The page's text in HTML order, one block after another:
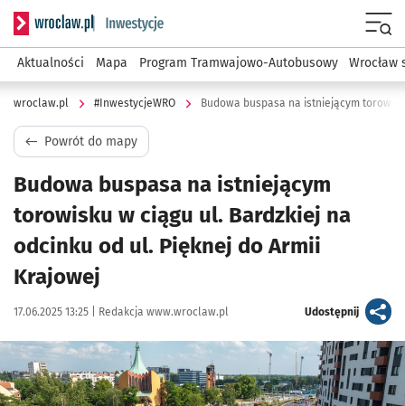
Serwis informacyjny wroclaw.pl podserwis:
Aktualności Mapa Program Tramwajowo-Autobusowy Wrocław
wroclaw.pl #InwestycjeWRO
Powrót do mapy
Budowa buspasa na istniejącym
torowisku w ciągu ul. Bardzkiej na
odcinku od ul. Pięknej do Armii
Krajowej
Data publikacji:
17.06.2025 13:25 | Autor:
Redakcja www.wroclaw.pl Udostępnijartykuł
Kliknij, aby powiększyć